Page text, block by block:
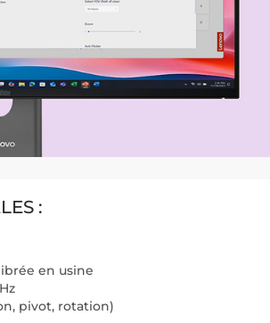
:
en usine
pivot, rotation)